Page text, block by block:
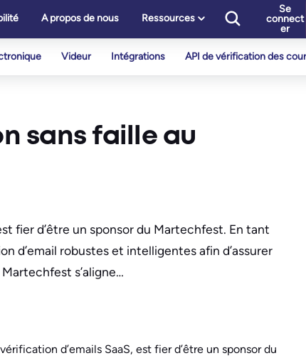
A propos de nous Ressources
Se
connect
er
Videur Intégrations API de vérification des
sans faille au
fier d’être un sponsor du Martechfest. En tant
d’email robustes et intelligentes afin d’assurer
s’aligne…
d’emails SaaS, est fier d’être un sponsor du